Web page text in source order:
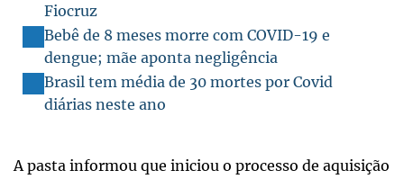
Fiocruz
Bebê de 8 meses morre com COVID-19 e
dengue; mãe aponta negligência
Brasil tem média de 30 mortes por Covid
diárias neste ano
A pasta informou que iniciou o processo de aquisição